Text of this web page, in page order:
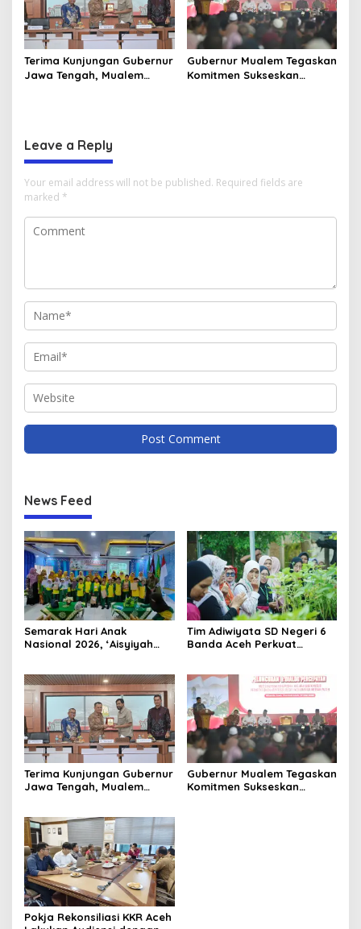
Terima Kunjungan Gubernur
Jawa Tengah, Mualem
Gubernur Mualem Tegaskan
Komitmen Sukseskan
Leave a Reply
Your email address will not be published. Required fields are
marked *
News Feed
Semarak Hari Anak
Nasional 2026, ‘Aisyiyah
Universitas Ahmad Dahlan
Aceh
Tim Adiwiyata SD Negeri 6
Banda Aceh Perkuat
Goes to School”
Terima Kunjungan Gubernur
Jawa Tengah, Mualem
Gubernur Mualem Tegaskan
Komitmen Sukseskan
Pokja Rekonsiliasi KKR Aceh